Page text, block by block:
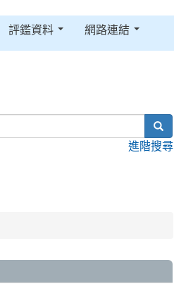
評鑑資料 網路連結
進階搜尋